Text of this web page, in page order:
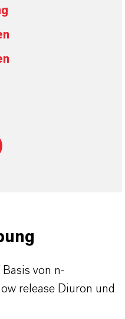
von n-
release Diuron und